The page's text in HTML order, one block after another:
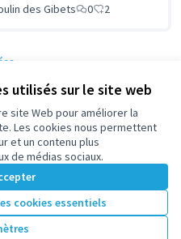
utilisés sur le site web
site Web pour améliorer la
Les cookies nous permettent
et un contenu plus
de médias sociaux.
cookies essentiels
des Gibets 0 2
Instagram
sur YouTube
sur GitHub
Licence
(Lien